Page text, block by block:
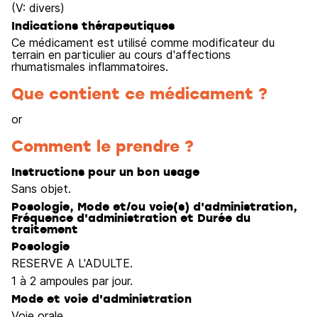
(V: divers)
Indications thérapeutiques
Ce médicament est utilisé comme modificateur du
terrain en particulier au cours d'affections
rhumatismales inflammatoires.
Que contient ce médicament ?
or
Comment le prendre ?
Instructions pour un bon usage
Sans objet.
Posologie, Mode et/ou voie(s) d'administration,
Fréquence d'administration et Durée du
traitement
Posologie
RESERVE A L'ADULTE.
1 à 2 ampoules par jour.
Mode et voie d'administration